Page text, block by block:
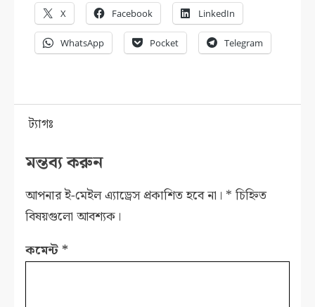
X Facebook LinkedIn
WhatsApp Pocket Telegram
ট্যাগঃ
মন্তব্য করুন
আপনার ই-মেইল এ্যাড্রেস প্রকাশিত হবে না। * চিহ্নিত
বিষয়গুলো আবশ্যক।
কমেন্ট *